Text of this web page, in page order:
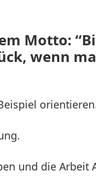
Motto:
wenn
und die Arbeit